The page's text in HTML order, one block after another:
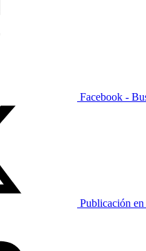
Facebook -
Publicación